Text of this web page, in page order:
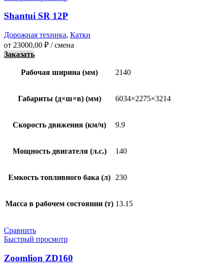
Shantui SR 12P
Дорожная техника, Катки
от 23000,00 ₽ / смена
Заказать
Рабочая ширина (мм) 2140
Габариты (д×ш×в) (мм) 6034×2275×3214
Скорость движения (км/ч) 9.9
Мощность двигателя (л.с.) 140
Емкость топливного бака (л) 230
Масса в рабочем состоянии (т) 13.15
Сравнить
Быстрый просмотр
Zoomlion ZD160